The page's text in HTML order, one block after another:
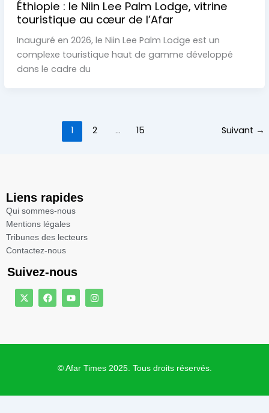
Éthiopie : le Niin Lee Palm Lodge, vitrine
touristique au cœur de l’Afar
Inauguré en 2026, le Niin Lee Palm Lodge est un
complexe touristique haut de gamme développé
dans le cadre du
1 2 … 15 Suivant →
Liens rapides
Qui sommes-nous
Mentions légales​
Tribunes des lecteurs​
Contactez-nous
Suivez-nous
X
-
t
t
F
a
c
o
Y
o
u
e
I
n
s
r
© Afar Times 2025. Tous droits réservés.